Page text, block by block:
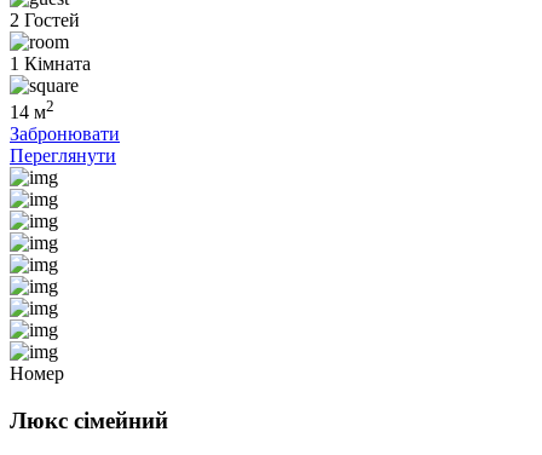
2 Гостей
1 Кімната
14 м2
Забронювати
Переглянути
Номер
Люкс сімейний